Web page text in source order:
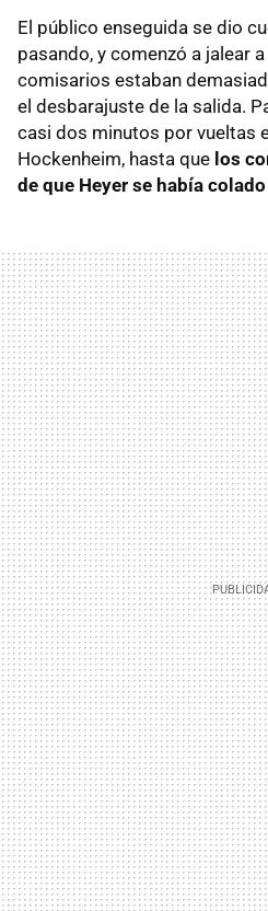
El público enseguida se dio
pasando, y comenzó a jalear
comisarios estaban
el desbarajuste de la salida.
casi dos minutos por vueltas
Hockenheim, hasta que los
de que Heyer se había